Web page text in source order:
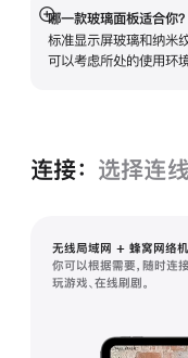
哪一款玻璃面板适合你？
标准显示屏玻璃和纳米
可以考虑所处的使用环
展
开
连接： 选择连线
无线局域网 + 蜂窝网络机
你可以根据需要，随时连
玩游戏、在线刷剧。